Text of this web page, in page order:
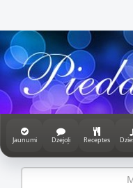
Jaunumi Dzejoļi Receptes